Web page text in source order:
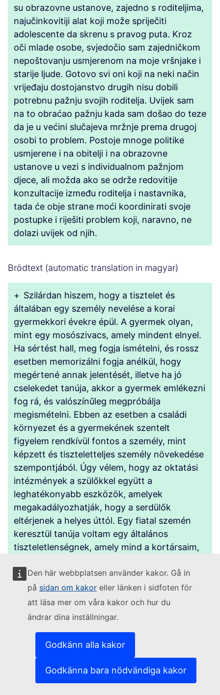
Den här webbplatsen använder kakor. Gå in
på sidan om kakor eller länken i sidfoten för
att läsa mer om våra kakor och hur du
ändrar dina inställningar.
Godkänn alla kakor
Godkänna bara nödvändiga kakor
su obrazovne ustanove, zajedno s roditeljima,
najučinkovitiji alat koji može spriječiti
adolescente da skrenu s pravog puta. Kroz
oči mlade osobe, svjedočio sam zajedničkom
nepoštovanju usmjerenom na moje vršnjake i
starije ljude. Gotovo svi oni koji na neki način
vrijeđaju dostojanstvo drugih nisu dobili
potrebnu pažnju svojih roditelja. Uvijek sam
na to obraćao pažnju kada sam došao do teze
da je u većini slučajeva mržnje prema drugoj
osobi to problem. Postoje mnoge politike
usmjerene i na obitelji i na obrazovne
ustanove u vezi s individualnom pažnjom
djece, ali možda ako se održe redovitije
konzultacije između roditelja i nastavnika,
tada će obje strane moći koordinirati svoje
postupke i riješiti problem koji, naravno, ne
dolazi uvijek od njih.
Brödtext (automatic translation in magyar)
+ Szilárdan hiszem, hogy a tisztelet és
általában egy személy nevelése a korai
gyermekkori évekre épül. A gyermek olyan,
mint egy mosószivacs, amely mindent elnyel.
Ha sértést hall, meg fogja ismételni, és rossz
esetben memorizálni fogja anélkül, hogy
megértené annak jelentését, illetve ha jó
cselekedet tanúja, akkor a gyermek emlékezni
fog rá, és valószínűleg megpróbálja
megismételni. Ebben az esetben a családi
környezet és a gyermekének szentelt
figyelem rendkívül fontos a személy, mint
képzett és tiszteletteljes személy növekedése
szempontjából. Úgy vélem, hogy az oktatási
intézmények a szülőkkel együtt a
leghatékonyabb eszközök, amelyek
megakadályozhatják, hogy a serdülők
eltérjenek a helyes úttól. Egy fiatal szemén
keresztül tanúja voltam egy általános
tiszteletlenségnek, amely mind a kortársaim,
mindazok, akik valamilyen módon megsértik
mások méltóságát, nem kapták meg a
szüleiktől a szükséges figyelmet. Erre mindig
figyelmet fordítottam, amikor arra a tézisre
személy iránti gyűlölet ez a probléma. Számos
családokra, mind az oktatási intézményekre
irányul a gyermekek egyéni figyelmével